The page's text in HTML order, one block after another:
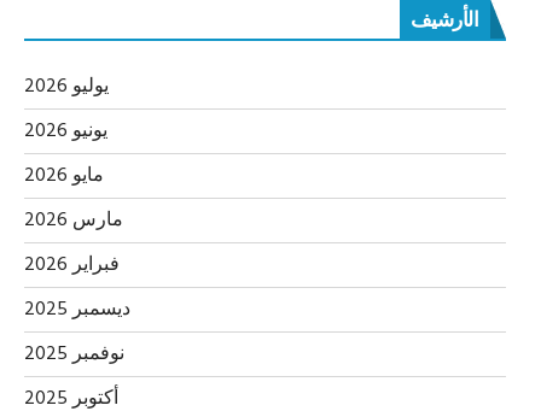
الأرشيف
يوليو 2026
يونيو 2026
مايو 2026
مارس 2026
فبراير 2026
ديسمبر 2025
نوفمبر 2025
أكتوبر 2025